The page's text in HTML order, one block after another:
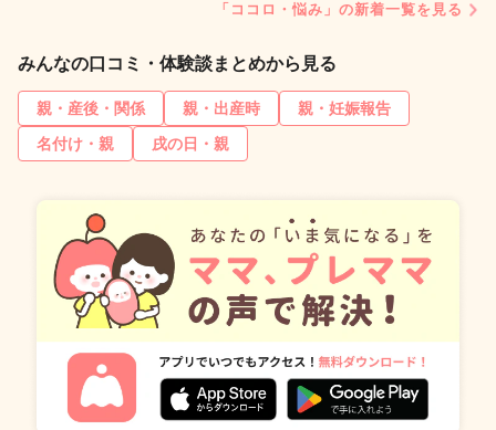
「ココロ・悩み」の新着一覧を見る
みんなの口コミ・体験談まとめから見る
親・産後・関係 親・出産時
親・妊娠報告
名付け・親
戌の日・親